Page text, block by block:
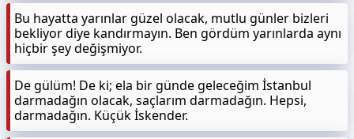
Bu hayatta yarınlar güzel olacak, mutlu günler bizleri
bekliyor diye kandırmayın. Ben gördüm yarınlarda aynı
hiçbir şey değişmiyor.
De gülüm! De ki; ela bir günde geleceğim İstanbul
darmadağın olacak, saçlarım darmadağın. Hepsi,
darmadağın. Küçük İskender.